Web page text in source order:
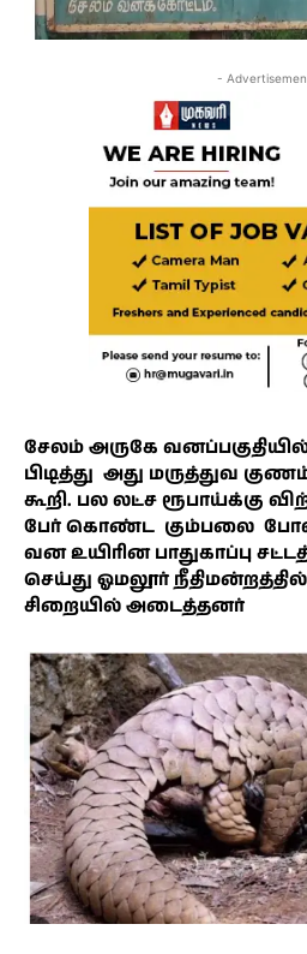
-
சேலம் அருகே
பிடித்து அது மருத்துவ
கூறி. பல லட்ச ரூபாய்க்கு
பேர் கொண்ட கும்பலை
வன உயிரின பாதுகாப்பு
செய்து ஓமலூர் நீதிமன்றத்தில்
சிறையில் அடைத்தனர்